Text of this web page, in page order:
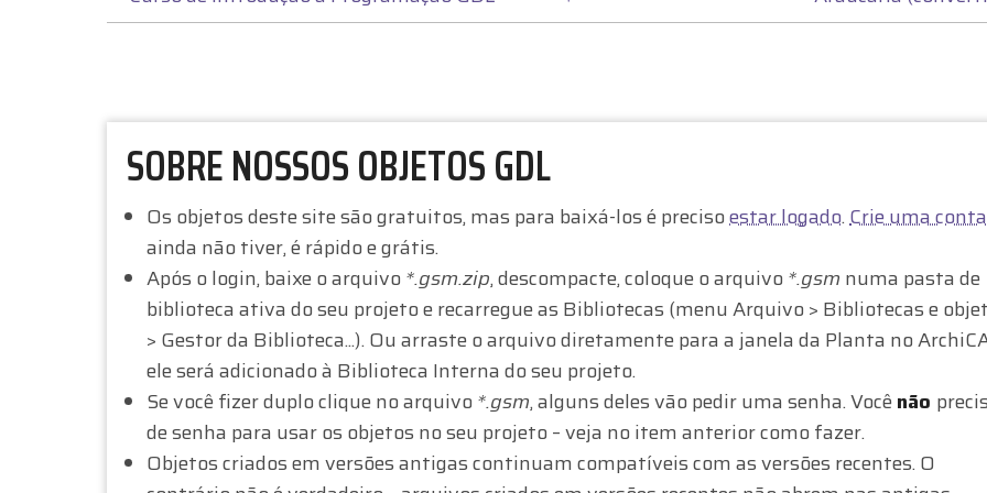
I
K
D
A
SOBRE NOSSOS OBJETOS GDL
Os objetos deste site são gratuitos, mas para baixá-los é precisoestar logado.Crie uma conta
ainda não tiver, é rápido e grátis.
Após o login, baixe o arquivo *.gsm.zip, descompacte, coloque o arquivo *.gsm numa pasta de
biblioteca ativa do seu projeto e recarregue as Bibliotecas (menu Arquivo > Bibliotecas e
> Gestor da Biblioteca...). Ou arraste o arquivo diretamente para a janela da Planta no
ele será adicionado à Biblioteca Interna do seu projeto.
Se você fizer duplo clique no arquivo *.gsm, alguns deles vão pedir uma senha. Você não
de senha para usar os objetos no seu projeto – veja no item anterior como fazer.
Objetos criados em versões antigas continuam compatíveis com as versões recentes. O